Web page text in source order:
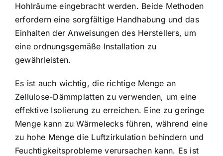
Hohlräume eingebracht werden. Beide Methoden
erfordern eine sorgfältige Handhabung und das
Einhalten der Anweisungen des Herstellers, um
eine ordnungsgemäße Installation zu
gewährleisten.
Es ist auch wichtig, die richtige Menge an
Zellulose-Dämmplatten zu verwenden, um eine
effektive Isolierung zu erreichen. Eine zu geringe
Menge kann zu Wärmelecks führen, während eine
zu hohe Menge die Luftzirkulation behindern und
Feuchtigkeitsprobleme verursachen kann. Es ist